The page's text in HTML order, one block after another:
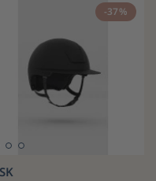
-37%